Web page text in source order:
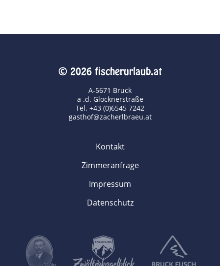
© 2026 fischerurlaub.at
A-5671 Bruck
a .d. Glocknerstraße
Tel. +43 (0)6545 7242
gasthof@zacherlbraeu.at
Kontakt
Zimmeranfrage
Impressum
Datenschutz